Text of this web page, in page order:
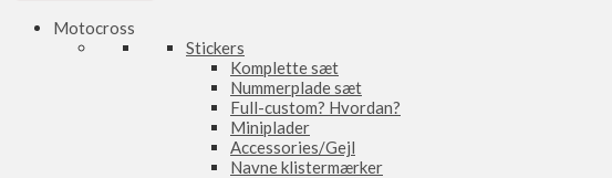
Motocross
Stickers
Komplette sæt
Nummerplade sæt
Full-custom? Hvordan?
Miniplader
Accessories/Gejl
Navne klistermærker